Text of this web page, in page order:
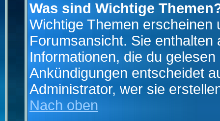
Was sind Wichtige
Wichtige Themen erscheinen
Forumsansicht. Sie
Informationen, die du
Ankündigungen entscheidet
Administrator, wer sie
Nach oben